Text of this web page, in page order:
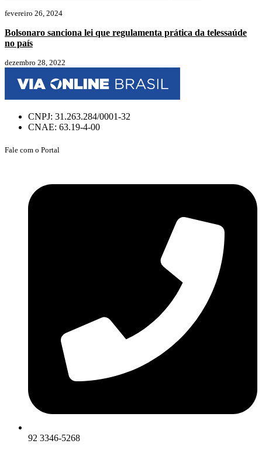
fevereiro 26, 2024
Bolsonaro sanciona lei que regulamenta prática da telessaúde
no país
dezembro 28, 2022
CNPJ: 31.263.284/0001-32
CNAE: 63.19-4-00
Fale com o Portal
92 3346-5268